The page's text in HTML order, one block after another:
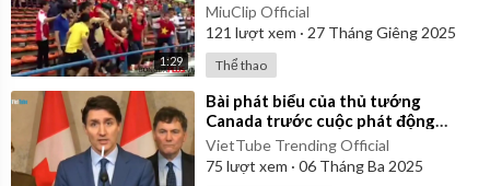
1:29
MiuClip Official
121 lượt xem · 27 Tháng Giêng 2025
Thể thao
⁣Bài phát biểu của thủ tướng
Canada trước cuộc phát động
chiến tranh thương mại vô cớ của
Mỹ
VietTube Trending Official
75 lượt xem · 06 Tháng Ba 2025